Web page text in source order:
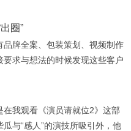
圈”
品牌全案、包装策划、视频制作
要求与想法的时候发现这些客户
需求，我面向的是什么群体，
圈”。时代在进步，甲方爸爸的
”演变为了“出圈”，那么何
在我观看《演员请就位2》这部
与“感人”的演技所吸引外，他